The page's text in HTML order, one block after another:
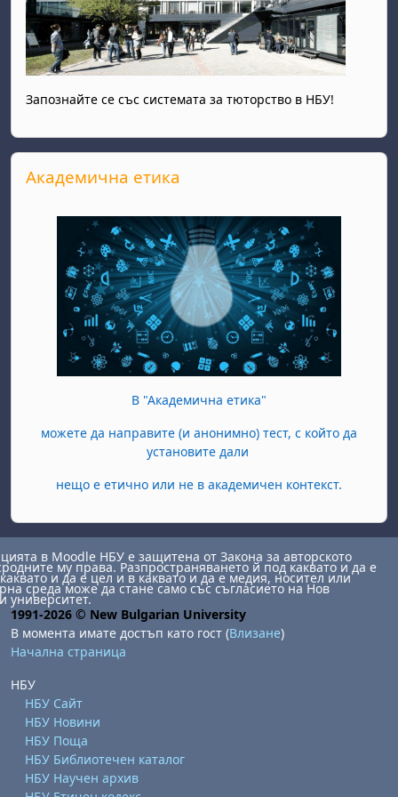
Запознайте се със системата за тюторство в НБУ!
Прескочи Академична етика
Академична етика
В "Академична етика"
можете да направите (и анонимно) тест, с който да
установите дали
нещо е етично или не в академичен контекст.
в Moodle НБУ е защитена от Закона за авторското
му права. Разпространяването й под каквато и да е
и да е цел и в каквато и да е медия, носител или
среда може да стане само със съгласието на Нов
университет.
1991-2026 © New Bulgarian University
В момента имате достъп като гост (Влизане)
Начална страница
НБУ
НБУ Сайт
НБУ Новини
НБУ Поща
НБУ Библиотечен каталог
НБУ Научен архив